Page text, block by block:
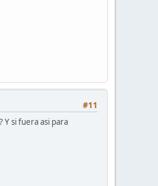
#11
Y si fuera asi para